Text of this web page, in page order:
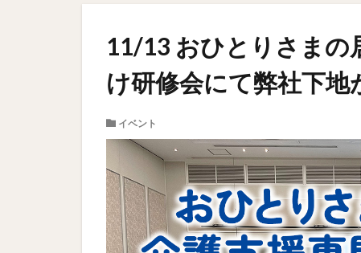
11/13 おひとりさまの
け研修会にて弊社下地
イベント